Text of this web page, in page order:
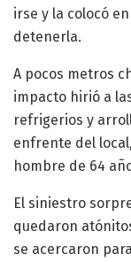
irse y la colocó
detenerla.
A pocos metros
impacto hirió a
refrigerios y
enfrente del
hombre de 64
El siniestro
quedaron
se acercaron